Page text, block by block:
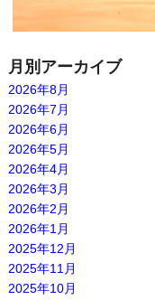
月別アーカイブ
2026年8月
2026年7月
2026年6月
2026年5月
2026年4月
2026年3月
2026年2月
2026年1月
2025年12月
2025年11月
2025年10月